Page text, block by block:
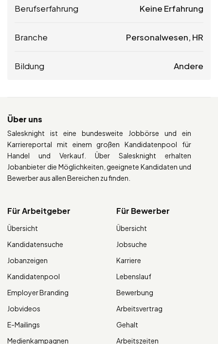
Berufserfahrung Keine Erfahrung
Branche Personalwesen, HR
Bildung Andere
Über uns
Salesknight ist eine bundesweite Jobbörse und ein
Karriereportal mit einem großen Kandidatenpool für
Handel und Verkauf. Über Salesknight erhalten
Jobanbieter die Möglichkeiten, geeignete Kandidaten und
Bewerber aus allen Bereichen zu finden.
Für Arbeitgeber
Übersicht
Kandidatensuche
Jobanzeigen
Kandidatenpool
Employer Branding
Jobvideos
E-Mailings
Medienkampagnen
Für Bewerber
Übersicht
Jobsuche
Karriere
Lebenslauf
Bewerbung
Arbeitsvertrag
Gehalt
Arbeitszeiten